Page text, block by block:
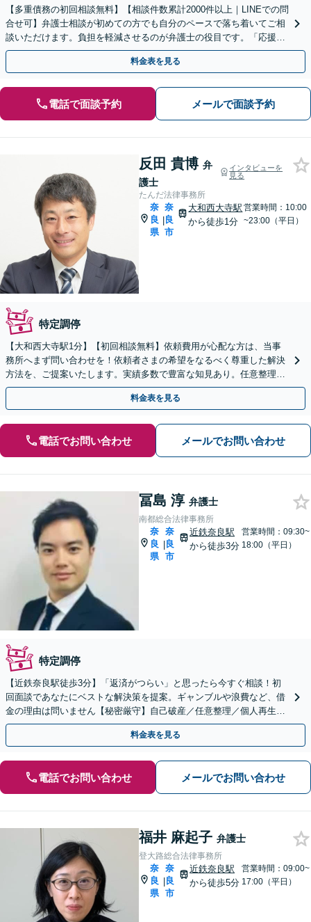
【多重債務の初回相談無料】【相談件数累計2000件以上｜LINEでの問
合せ可】弁護士相談が初めての方でも自分のペースで落ち着いてご相
談いただけます。負担を軽減させるのが弁護士の役目です。「応援」
する姿勢で金銭問題を解決へ【近鉄奈良駅５分】
料金表を見る
電話で面談予約 メールで面談予約
反田 貴博 弁
護士
インタビューを
見る
たんだ法律事務所
奈
良
県
|
奈
良
市
大和西大寺駅
から徒歩1分
営業時間：10:00
~23:00（平日）
特定調停
【大和西大寺駅1分】【初回相談無料】依頼費用が心配な方は、当事
務所へまず問い合わせを！依頼者さまの希望をなるべく尊重した解決
方法を、ご提案いたします。実績多数で豊富な知見あり。任意整理／
自己破産など【休日・夜間対応可】
料金表を見る
電話でお問い合わせ メールでお問い合わせ
冨島 淳 弁護士
南都総合法律事務所
奈
良
県
|
奈
良
市
近鉄奈良駅
から徒歩3分
営業時間：09:30~
18:00（平日）
特定調停
【近鉄奈良駅徒歩3分】「返済がつらい」と思ったら今すぐ相談！初
回面談であなたにベストな解決策を提案。ギャンブルや浪費など、借
金の理由は問いません【秘密厳守】自己破産／任意整理／個人再生
「家族に知られないよう債務整理したい」という方も対応可能
料金表を見る
電話でお問い合わせ メールでお問い合わせ
福井 麻起子 弁護士
登大路総合法律事務所
奈
良
県
|
奈
良
市
近鉄奈良駅
から徒歩5分
営業時間：09:00~
17:00（平日）